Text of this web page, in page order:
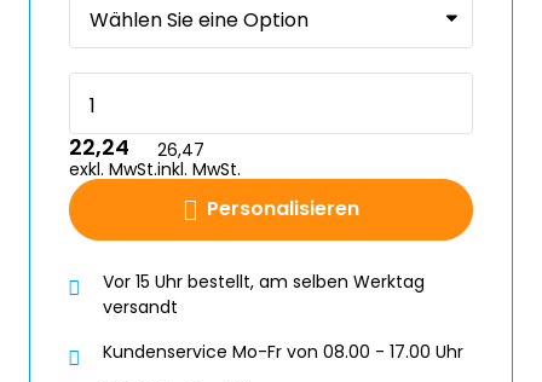
Personalisieren
22,24
exkl. MwSt.
26,47
inkl. MwSt.
Vor 15 Uhr bestellt, am selben Werktag
versandt
Kundenservice Mo-Fr von 08.00 - 17.00 Uhr